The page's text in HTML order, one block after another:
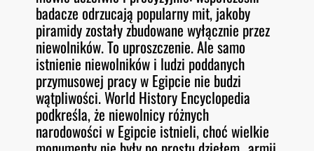
badacze odrzucają popularny mit, jakoby
piramidy zostały zbudowane wyłącznie przez
niewolników. To uproszczenie. Ale samo
istnienie niewolników i ludzi poddanych
przymusowej pracy w Egipcie nie budzi
wątpliwości. World History Encyclopedia
podkreśla, że niewolnicy różnych
narodowości w Egipcie istnieli, choć wielkie